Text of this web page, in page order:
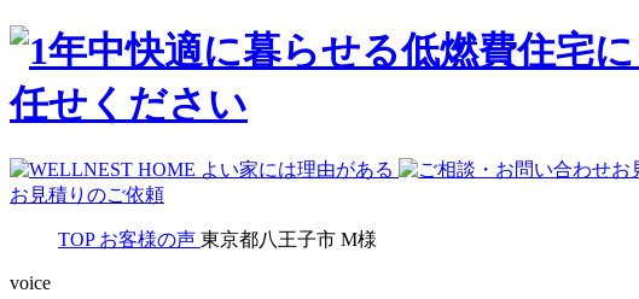
お見積りのご依頼
TOP お客様の声 東京都八王子市 M様
voice